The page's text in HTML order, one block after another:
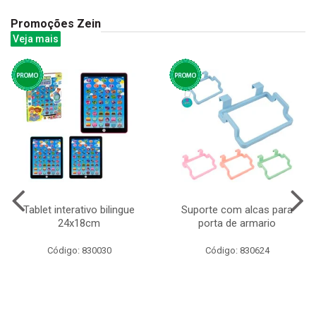
Promoções Zein
Veja mais
Tablet interativo bilingue
24x18cm
Código: 830030
Suporte com alcas para
porta de armario
Código: 830624